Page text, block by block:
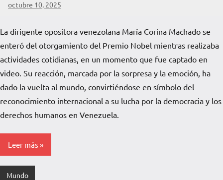
octubre 10, 2025
La
de
La
Pampa
La dirigente opositora venezolana María Corina Machado se
enteró del otorgamiento del Premio Nobel mientras realizaba
actividades cotidianas, en un momento que fue captado en
video. Su reacción, marcada por la sorpresa y la emoción, ha
dado la vuelta al mundo, convirtiéndose en símbolo del
reconocimiento internacional a su lucha por la democracia y los
derechos humanos en Venezuela.
Leer más
Mundo